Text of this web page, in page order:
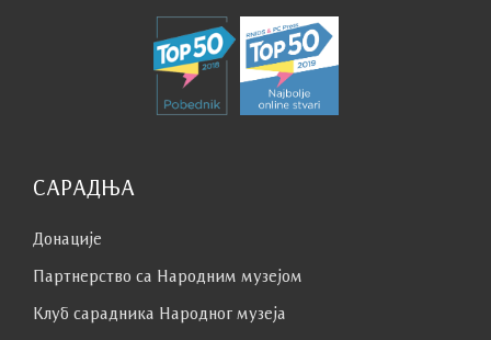
САРАДЊА
Донације
Партнерство са Народним музејoм
Клуб сaрaдникa Народног музеја